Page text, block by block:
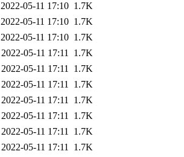
2022-05-11 17:10 1.7K
2022-05-11 17:10 1.7K
2022-05-11 17:10 1.7K
2022-05-11 17:11 1.7K
2022-05-11 17:11 1.7K
2022-05-11 17:11 1.7K
2022-05-11 17:11 1.7K
2022-05-11 17:11 1.7K
2022-05-11 17:11 1.7K
2022-05-11 17:11 1.7K